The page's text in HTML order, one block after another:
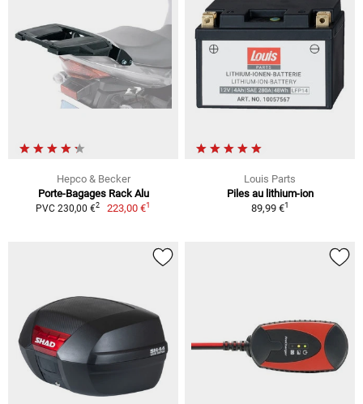
Hepco & Becker
Porte-Bagages Rack Alu
PVC 230,00 €2 223,00 €1
Louis Parts
Piles au lithium-ion
89,99 €1